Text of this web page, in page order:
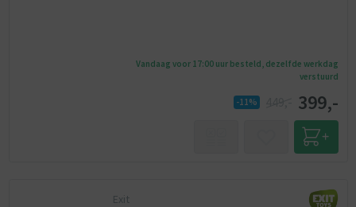
Vandaag voor 17:00 uur besteld, dezelfde werkdag
verstuurd
-11% 399,-
Exit